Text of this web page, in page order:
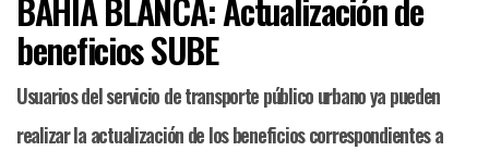
BAHIA BLANCA: Actualización de
beneficios SUBE
Usuarios del servicio de transporte público urbano ya pueden
realizar la actualización de los beneficios correspondientes a